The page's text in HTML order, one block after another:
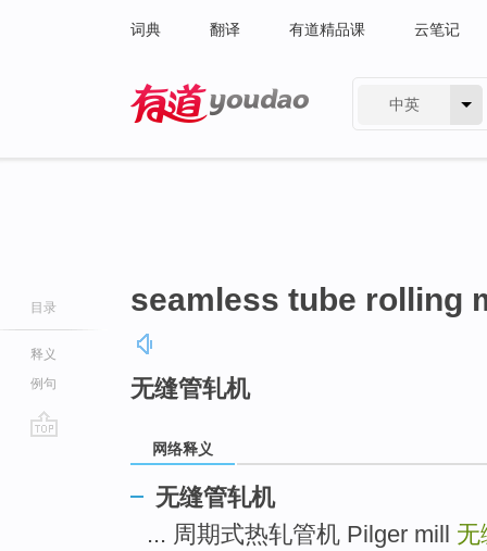
词典 翻译 有道精品课 云笔记
中英
目录
释义
例句
seamless tube rolling
无缝管轧机
网络释义
无缝管轧机
... 周期式热轧管机 Pilger mill